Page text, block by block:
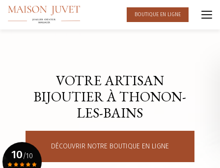
Aller
contenu
BOUTIQUE EN LIGNE
VOTRE ARTISAN
BIJOUTIER À THONON-
LES-BAINS
DÉCOUVRIR NOTRE BOUTIQUE EN LIGNE
10/10